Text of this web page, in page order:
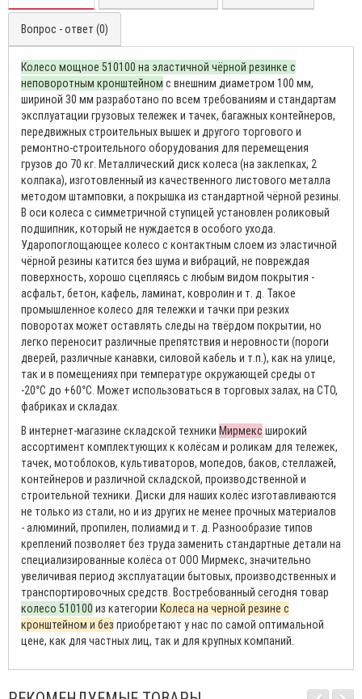
Вопрос - ответ (0)
Колесо мощное 510100 на эластичной чёрной резинке с
неповоротным кронштейном с внешним диаметром 100 мм,
шириной 30 мм разработано по всем требованиям и стандартам
эксплуатации грузовых тележек и тачек, багажных контейнеров,
передвижных строительных вышек и другого торгового и
ремонтно-строительного оборудования для перемещения
грузов до 70 кг. Металлический диск колеса (на заклепках, 2
колпака), изготовленный из качественного листового металла
методом штамповки, а покрышка из стандартной чёрной резины.
В оси колеса с симметричной ступицей установлен роликовый
подшипник, который не нуждается в особого ухода.
Ударопоглощающее колесо с контактным слоем из эластичной
чёрной резины катится без шума и вибраций, не повреждая
поверхность, хорошо сцепляясь с любым видом покрытия -
асфальт, бетон, кафель, ламинат, ковролин и т. д. Такое
промышленное колесо для тележки и тачки при резких
поворотах может оставлять следы на твёрдом покрытии, но
легко переносит различные препятствия и неровности (пороги
дверей, различные канавки, силовой кабель и т.п.), как на улице,
так и в помещениях при температуре окружающей среды от
-20°С до +60°С. Может использоваться в торговых залах, на СТО,
фабриках и складах.
В интернет-магазине складской техники Мирмекс широкий
ассортимент комплектующих к колёсам и роликам для тележек,
тачек, мотоблоков, культиваторов, мопедов, баков, стеллажей,
контейнеров и различной складской, производственной и
строительной техники. Диски для наших колёс изготавливаются
не только из стали, но и из других не менее прочных материалов
- алюминий, пропилен, полиамид и т. д. Разнообразие типов
креплений позволяет без труда заменить стандартные детали на
специализированные колёса от ООО Мирмекс, значительно
увеличивая период эксплуатации бытовых, производственных и
транспортировочных средств. Востребованный сегодня товар
колесо 510100 из категории Колеса на черной резине с
кронштейном и без приобретают у нас по самой оптимальной
цене, как для частных лиц, так и для крупных компаний.